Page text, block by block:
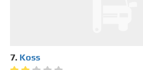
7. Koss